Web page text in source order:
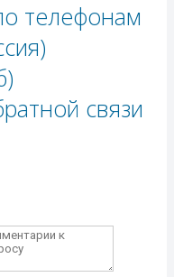
телефонам
связи​